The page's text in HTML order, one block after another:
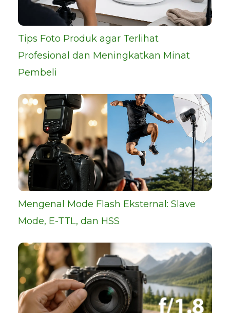
Tips Foto Produk agar Terlihat
Profesional dan Meningkatkan Minat
Pembeli
Mengenal Mode Flash Eksternal: Slave
Mode, E-TTL, dan HSS